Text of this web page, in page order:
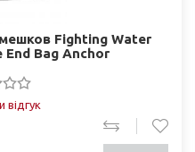
Fighting Water
End Bag Anchor
відгук